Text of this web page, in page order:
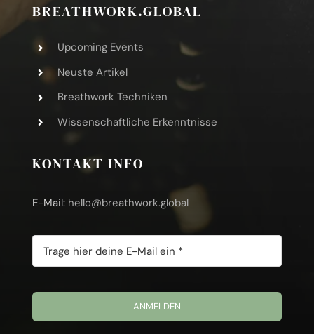
BREATHWORK.GLOBAL
Upcoming Events
Neuste Artikel
Breathwork Techniken
Wissenschaftliche Erkenntnisse
KONTAKT INFO
E-Mail: hello@breathwork.global
ANMELDEN